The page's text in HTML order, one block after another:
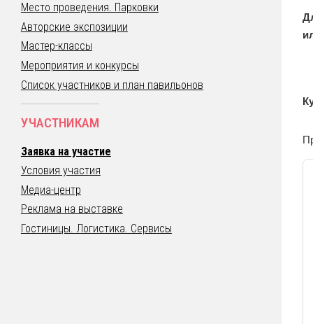
Место проведения. Парковки
Авторские экспозиции
Мастер-классы
Мероприятия и конкурсы
Список участников и план павильонов
УЧАСТНИКАМ
Заявка на участие
Условия участия
Медиа-центр
Реклама на выставке
Гостиницы. Логистика. Сервисы